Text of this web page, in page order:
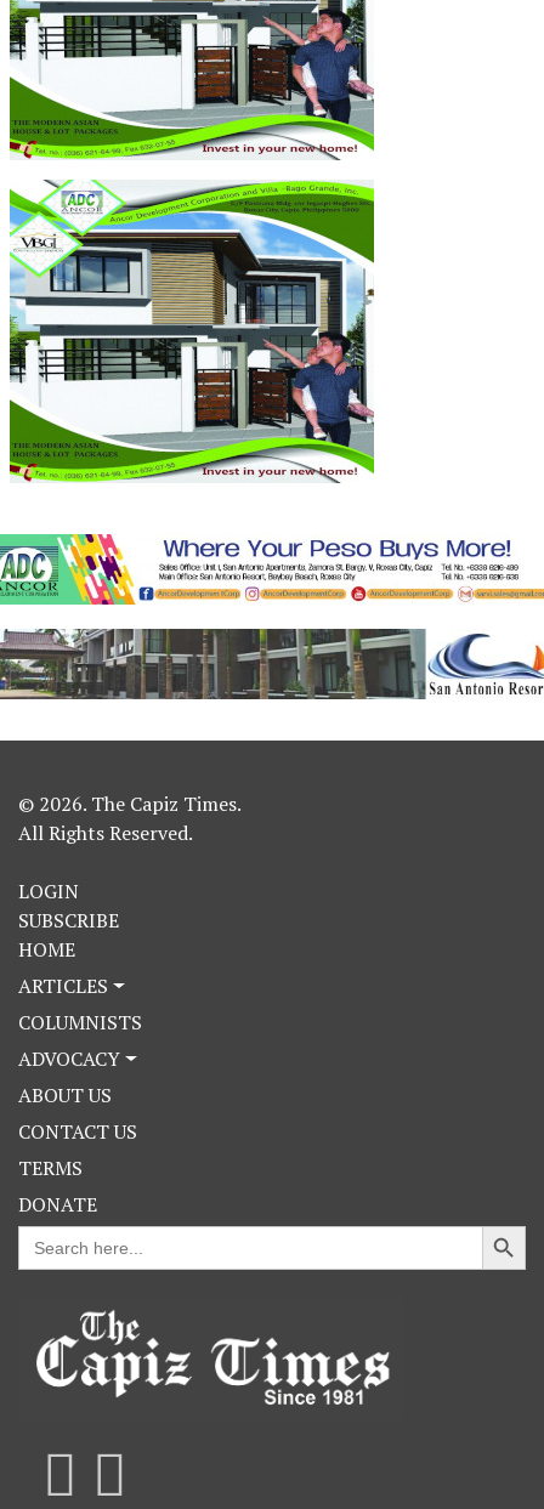
© 2026. The Capiz Times.
All Rights Reserved.
LOGIN
SUBSCRIBE
HOME
ARTICLES
COLUMNISTS
ADVOCACY
ABOUT US
CONTACT US
TERMS
DONATE
Search
for:
Search Button